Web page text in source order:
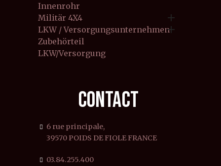
Innenrohr
Militär 4X4

LKW / Versorgungsunternehmen
Zubehörteil
LKW/Versorgung
CONTACT
6 rue principale,
39570 POIDS DE FIOLE FRANCE
03.84.255.400